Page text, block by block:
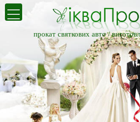
прокат святкових авто /